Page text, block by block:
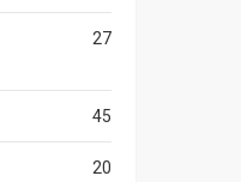
27
45
20